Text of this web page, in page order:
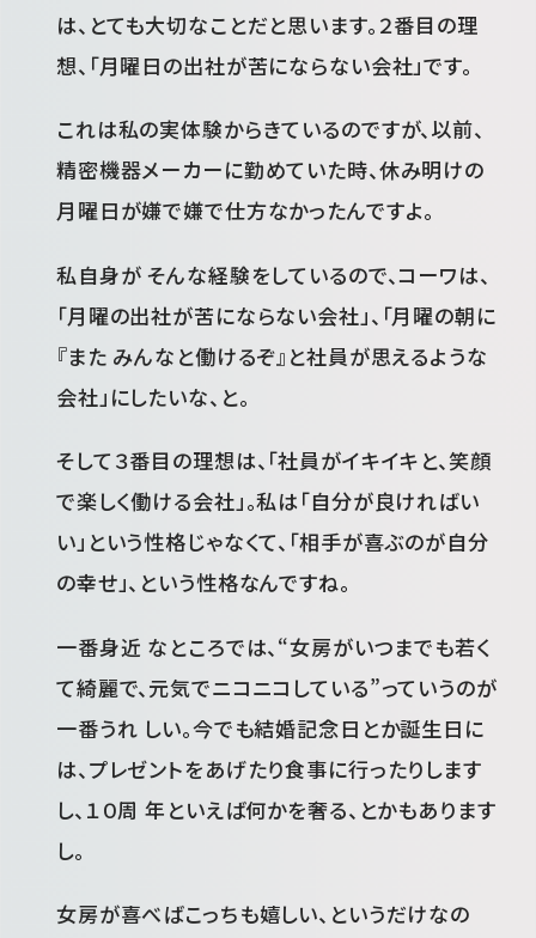
は、とても大切なことだと思います。２番目の理
想、「月曜日の出社が苦にならない会社」です。
これは私の実体験からきているのですが、以前、
精密機器メーカーに勤めていた時、休み明けの
月曜日が嫌で嫌で仕方なかったんですよ。
私自身が そんな経験をしているので、コーワは、
「月曜の出社が苦にならない会社」、「月曜の朝に
『また みんなと働けるぞ』と社員が思えるような
会社」にしたいな、と。
そして３番目の理想は、「社員がイキイキと、笑顔
で楽しく働ける会社」。私は「自分が良ければい
い」という性格じゃなくて、「相手が喜ぶのが自分
の幸せ」、という性格なんですね。
一番身近 なところでは、“女房がいつまでも若く
て綺麗で、元気でニコニコしている”っていうのが
一番うれ しい。今でも結婚記念日とか誕生日に
は、プレゼントをあげたり食事に行ったりします
し、１０周 年といえば何かを奢る、とかもあります
し。
女房が喜べばこっちも嬉しい、というだけなの